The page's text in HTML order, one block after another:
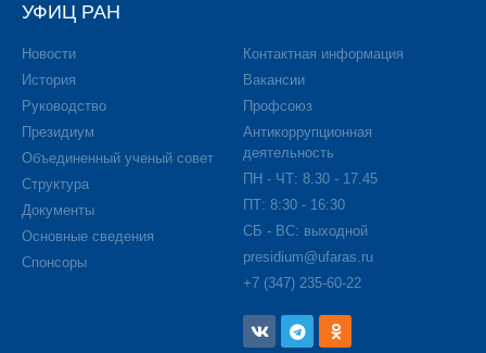
УФИЦ РАН
Новости
История
Руководство
Президиум
Объединенный ученый совет
Структура
Документы
Основные сведения
Спонсоры
Контактная информация
Вакансии
Профсоюз
Антикоррупционная
деятельность
ПН - ЧТ: 8.30 - 17.45
ПТ: 8:30 - 16:30
СБ - ВС: выходной
presidium@ufaras.ru
+7 (347) 235-60-22